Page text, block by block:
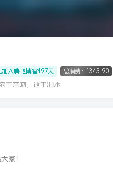
加入腾飞博客497天 总消费：1345.90
于亲吻，逝于泪水
家！